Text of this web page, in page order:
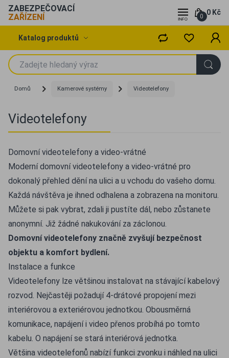
0 Kč
0
ZABEZPEČOVACÍ
ZAŘÍZENÍ
Katalog produktů
Domů Kamerové systémy Videotelefony
Videotelefony
Domovní videotelefony a video-vrátné
Moderní domovní videotelefony a video-vrátné pro
dokonalý přehled dění na ulici a u vchodu do vašeho domu.
Každá návštěva je ihned odhalena a zobrazena na monitoru.
Můžete si pak vybrat, zdali ji pustíte dál, nebo zůstanete
anonymní. Již žádné nakukování za záclonou.
Domovní videotelefony značně zvyšují bezpečnost
objektu a komfort bydlení.
Instalace a funkce
Videotelefony lze většinou instalovat na stávající kabelový
rozvod. Nejčastěji požadují 4-drátové propojení mezi
interiérovou a exteriérovou jednotkou. Obousměrná
komunikace, napájení i video přenos probíhá po tomto
kabelu. O napájení se stará interiérová jednotka.
Většina videotelefonů nabízí funkci zvonku i náhled na ulici